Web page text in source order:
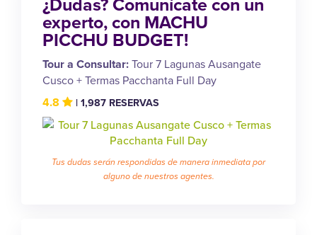
experto, con MACHU
PICCHU BUDGET!
Tour a Consultar:Tour 7 Lagunas Ausangate
Cusco + Termas Pacchanta Full Day
4.8 | 1,987 RESERVAS
Tus dudas serán respondidas de manera inmediata por
alguno de nuestros agentes.